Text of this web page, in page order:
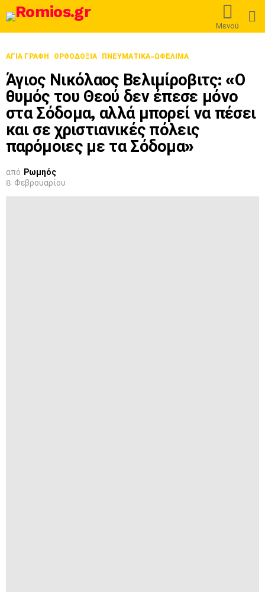
Μενού
ΑΓΙΑ ΓΡΑΦΗ ΟΡΘΟΔΟΞΊΑ ΠΝΕΥΜΑΤΙΚΑ-ΩΦΕΛΙΜΑ
Άγιος Νικόλαος Βελιμίροβιτς: «Ο
θυμός του Θεού δεν έπεσε μόνο
στα Σόδομα, αλλά μπορεί να πέσει
και σε χριστιανικές πόλεις
παρόμοιες με τα Σόδομα»
από Ρωμηός
8 Φεβρουαρίου